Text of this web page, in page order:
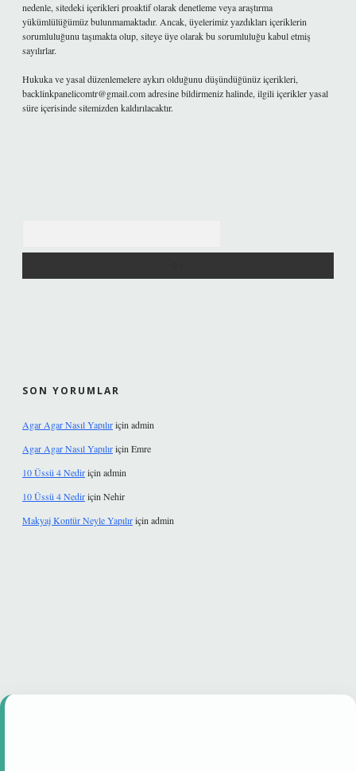
nedenle, sitedeki içerikleri proaktif olarak denetleme veya araştırma
yükümlülüğümüz bulunmamaktadır. Ancak, üyelerimiz yazdıkları içeriklerin
sorumluluğunu taşımakta olup, siteye üye olarak bu sorumluluğu kabul etmiş
sayılırlar.
Hukuka ve yasal düzenlemelere aykırı olduğunu düşündüğünüz içerikleri,
backlinkpanelicomtr@gmail.comadresine bildirmeniz halinde, ilgili içerikler yasal
süre içerisinde sitemizden kaldırılacaktır.
SON YORUMLAR
Agar Agar Nasıl Yapılıriçin admin
Agar Agar Nasıl Yapılıriçin Emre
10 Üssü 4 Nediriçin admin
10 Üssü 4 Nediriçin Nehir
Makyaj Kontür Neyle Yapılıriçin admin
mi